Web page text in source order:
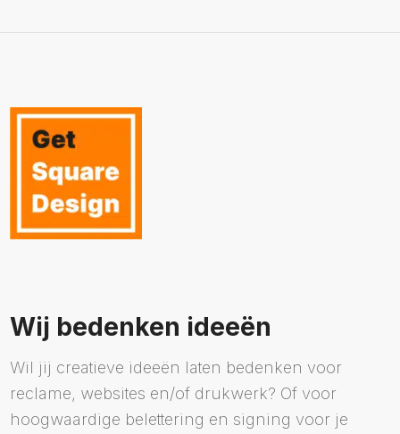
Wij bedenken ideeën
Wil jij creatieve ideeën laten bedenken voor
reclame, websites en/of drukwerk? Of voor
hoogwaardige belettering en signing voor je